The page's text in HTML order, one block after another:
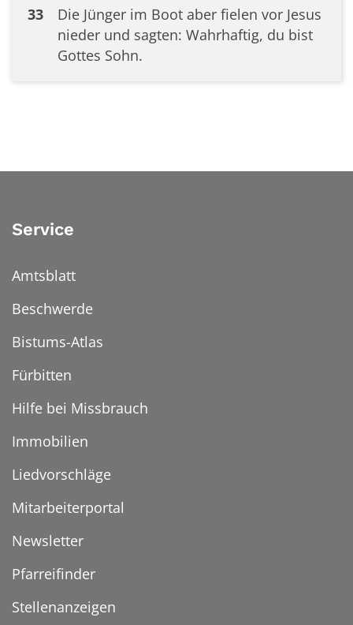
33
Die Jünger im Boot aber fielen vor Jesus
nieder und sagten: Wahrhaftig, du bist
Gottes Sohn.
Service
Amtsblatt
Beschwerde
Bistums-Atlas
Fürbitten
Hilfe bei Missbrauch
Immobilien
Liedvorschläge
Mitarbeiterportal
Newsletter
Pfarreifinder
Stellenanzeigen